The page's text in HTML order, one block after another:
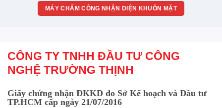
MÁY CHẤM CÔNG NHẬN DIỆN KHUÔN MẶT
CÔNG TY TNHH ĐẦU TƯ CÔNG
NGHỆ TRƯỜNG THỊNH
Giấy chứng nhận ĐKKD do Sở Kế hoạch và Đầu tư
TP.HCM cấp ngày 21/07/2016